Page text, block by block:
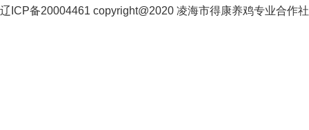
辽ICP备20004461 copyright@2020 凌海市得康养鸡专业合作社